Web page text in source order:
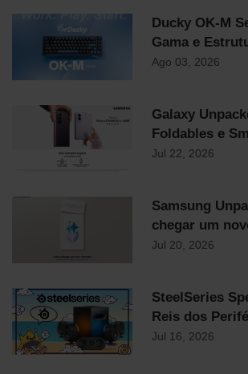
Ducky OK-M
Gama e
Preço Mais
Ago 03, 2026
Galaxy
Foldables e
Samsung já
Jul 22, 2026
Samsung
chegar um
Jul 20, 2026
SteelSeries
Reis dos
Descontos
Jul 16, 2026